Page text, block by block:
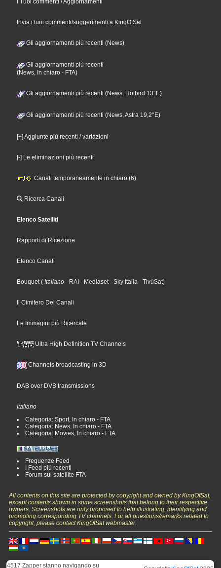
I Tuoi commenti / Aggiornamenti
Invia i tuoi commenti/suggerimenti a KingOfSat
Gli aggiornamenti più recenti (News)
Gli aggiornamenti più recenti
(News, In chiaro - FTA)
Gli aggiornamenti più recenti (News, Hotbird 13°E)
Gli aggiornamenti più recenti (News, Astra 19,2°E)
[+] Aggiunte più recenti / variazioni
[-] Le eliminazioni più recenti
Canali temporaneamente in chiaro (6)
Ricerca Canali
Elenco Satelliti
Rapporti di Ricezione
Elenco Canali
Bouquet( Italiano - RAI - Mediaset- Sky Italia - TivùSat)
Il Cimitero Dei Canali
Le Immagini più Ricercate
Ultra High Definition TV Channels
Channels broadcasting in 3D
DAB over DVB transmissions
Italiano
Categoria: Sport, In chiaro - FTA
Categoria: News, In chiaro - FTA
Categoria: Movies, In chiaro - FTA
Frequenze Feed
I Feed più recenti
Forum sul satellite FTA
All contents on this site are protected by copyright and owned by KingOfSat,
except contents shown in some screenshots that belong to their respective
owners. Screenshots are only proposed to help illustrating, identifying and
promoting corresponding TV channels. For all questions/remarks related to
copyright, please contact KingOfSat webmaster.
4517 Zapper stanno navigando su